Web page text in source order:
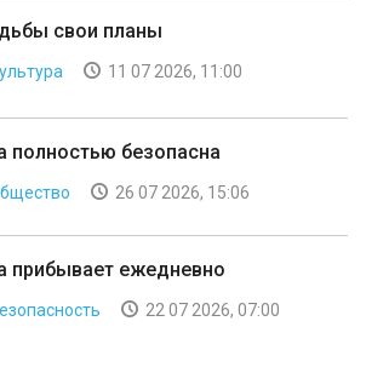
свои планы
11 07 2026, 11:00
полностью безопасна
26 07 2026, 15:06
прибывает ежедневно
22 07 2026, 07:00